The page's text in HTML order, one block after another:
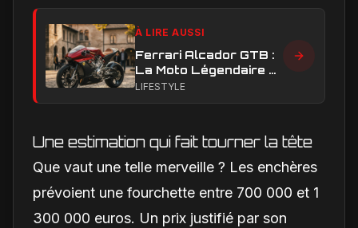
À LIRE AUSSI
Ferrari Alcador GTB :
La Moto Légendaire à
Moteur Ferrari
LIFESTYLE
Une estimation qui fait tourner la tête
Que vaut une telle merveille ? Les enchères
prévoient une fourchette entre 700 000 et 1
300 000 euros. Un prix justifié par son